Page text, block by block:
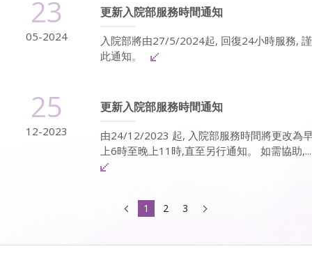
23
05-2024
更新入院部服務時間通知
入院部將由27/5/2024起, 回復24小時服務, 謹
此通知。
25
12-2023
更新入院部服務時間通知
由24/12/2023 起, 入院部服務時間將更改為
上6時至晚上11時,直至另行通知。 如需協助
1 2 3